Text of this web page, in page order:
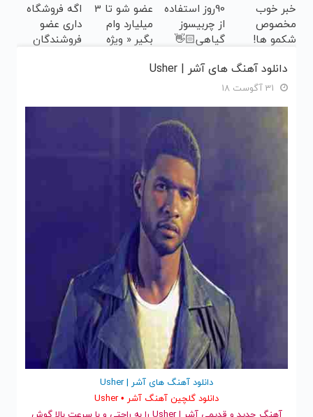
نوشیدنی
گیاهی
پهلو معرفی
کردند
خبر خوب
مخصوص
شکمو ها!
روش لاغری
معرفی شد
90روز استفاده
از چربیسوز
گیاهی👋🏻
همیشگی با
چاقی!خرید با
عضو شو تا 3
میلیارد وام
بگیر « ویژه
اگه فروشگاه
داری عضو
فروشندگان
دانلود آهنگ های آشر | Usher
دانلود آهنگ های آشر | Usher
دانلود گلچین آهنگ آشر • Usher